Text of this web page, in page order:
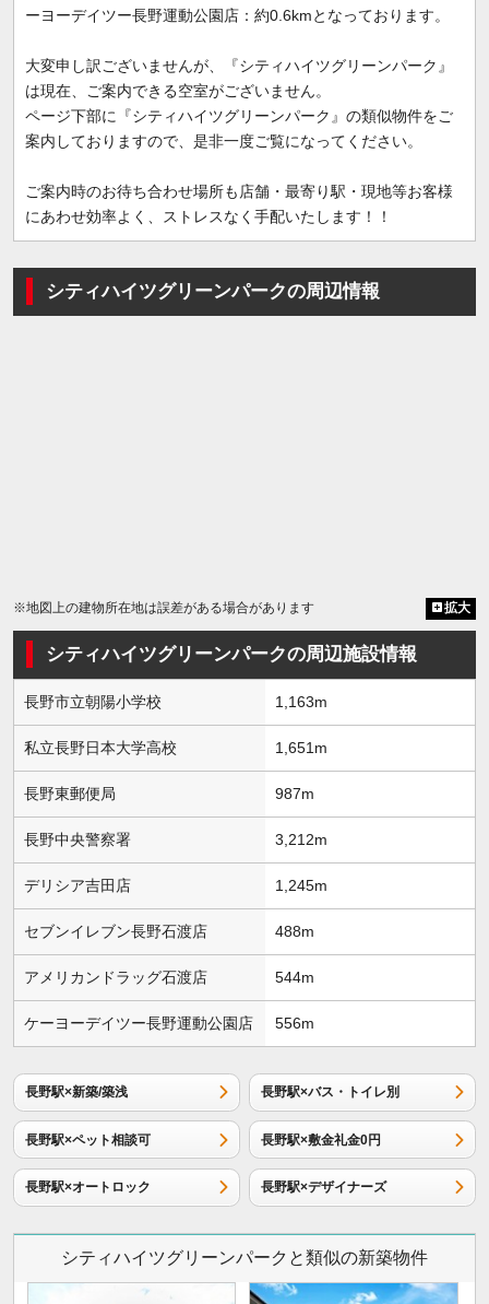
ーヨーデイツー長野運動公園店：約0.6kmとなっております。
大変申し訳ございませんが、『シティハイツグリーンパーク』
は現在、ご案内できる空室がございません。
ページ下部に『シティハイツグリーンパーク』の類似物件をご
案内しておりますので、是非一度ご覧になってください。
ご案内時のお待ち合わせ場所も店舗・最寄り駅・現地等お客様
にあわせ効率よく、ストレスなく手配いたします！！
シティハイツグリーンパークの周辺情報
※地図上の建物所在地は誤差がある場合があります 拡大
シティハイツグリーンパークの周辺施設情報
長野市立朝陽小学校 1,163m
私立長野日本大学高校 1,651m
長野東郵便局 987m
長野中央警察署 3,212m
デリシア吉田店 1,245m
セブンイレブン長野石渡店 488m
アメリカンドラッグ石渡店 544m
ケーヨーデイツー長野運動公園店 556m
長野駅×新築/築浅 長野駅×バス・トイレ別
長野駅×ペット相談可 長野駅×敷金礼金0円
長野駅×オートロック 長野駅×デザイナーズ
シティハイツグリーンパークと類似の新築物件